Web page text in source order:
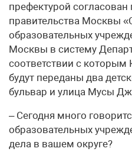
префектурой
правительства Москвы
образовательных
Москвы в систему
соответствии с
будут переданы два
бульвар и улица Мусы
– Сегодня много
образовательных
дела в вашем округе?